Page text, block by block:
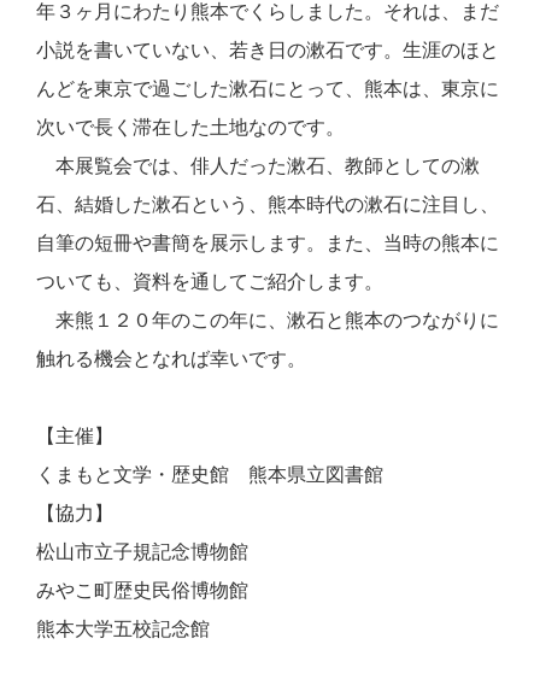
年３ヶ月にわたり熊本でくらしました。それは、まだ
小説を書いていない、若き日の漱石です。生涯のほと
んどを東京で過ごした漱石にとって、熊本は、東京に
次いで長く滞在した土地なのです。
本展覧会では、俳人だった漱石、教師としての漱
石、結婚した漱石という、熊本時代の漱石に注目し、
自筆の短冊や書簡を展示します。また、当時の熊本に
ついても、資料を通してご紹介します。
来熊１２０年のこの年に、漱石と熊本のつながりに
触れる機会となれば幸いです。
【主催】
くまもと文学・歴史館 熊本県立図書館
【協力】
松山市立子規記念博物館
みやこ町歴史民俗博物館
熊本大学五校記念館